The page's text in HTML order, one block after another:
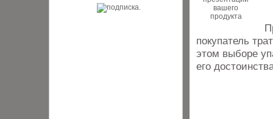
покупатель
этом выборе
его